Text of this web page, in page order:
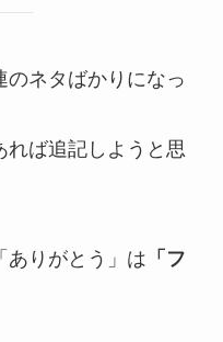
ネタばかりになっ
れば追記しようと思
ありがとう」は 「フ